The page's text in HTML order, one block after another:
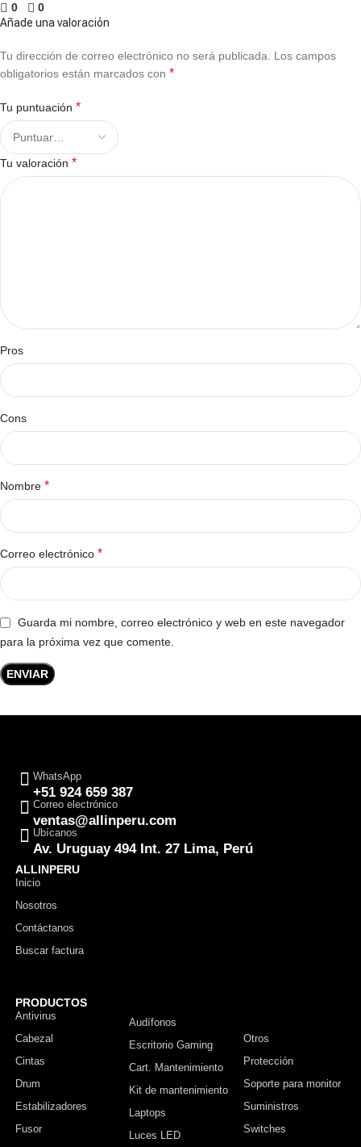
0
0
Añade una valoración
Tu dirección de correo electrónico no será publicada.
Los campos
obligatorios están marcados con *
Tu puntuación *
Tu valoración *
Pros
Cons
Nombre *
Correo electrónico *
Guarda mi nombre, correo electrónico y web en este navegador
para la próxima vez que comente.
WhatsApp
+51 924 659 387
Correo electrónico
ventas@allinperu.com
Ubícanos
Av. Uruguay 494 Int. 27 Lima, Perú
ALLINPERU
Inicio
Nosotros
Contáctanos
Buscar factura
PRODUCTOS
Antivirus
Cabezal
Cintas
Drum
Estabilizadores
Fusor
Audífonos
Escritorio Gaming
Cart. Mantenimiento
Kit de mantenimiento
Laptops
Luces LED
Otros
Protección
Soporte para monitor
Suministros
Switches